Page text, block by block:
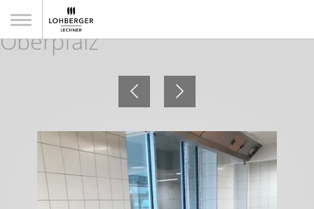
Klinikum Neumarkt i. d.
Oberpfalz